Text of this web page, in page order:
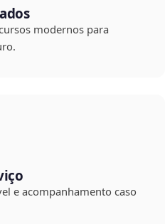
modernos para
e acompanhamento caso